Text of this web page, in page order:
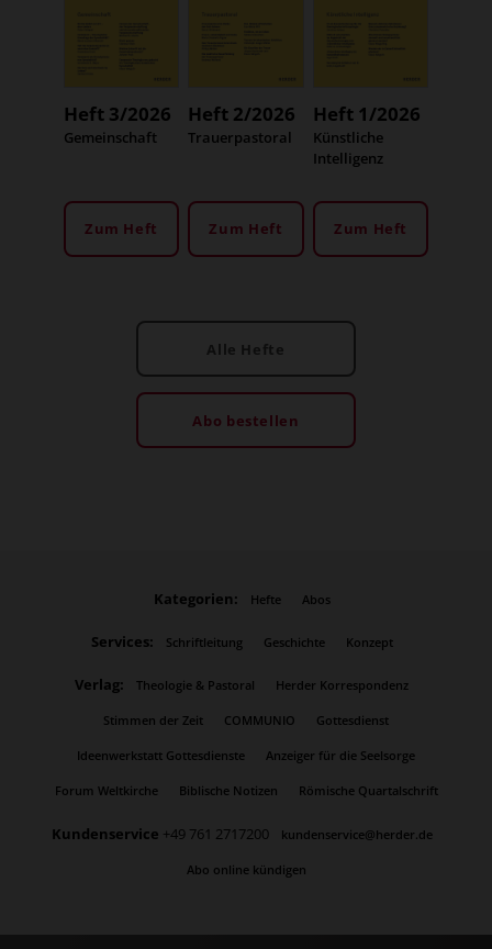
Heft 3/2026
:
Gemeinschaft
Zum Heft
Heft 2/2026
:
Trauerpastoral
Zum Heft
Heft 1/2026
:
Künstliche
Intelligenz
Zum Heft
Alle Hefte
Abo bestellen
Kategorien: Hefte Abos
Services: Schriftleitung Geschichte Konzept
Verlag: Theologie & Pastoral Herder Korrespondenz
Stimmen der Zeit COMMUNIO Gottesdienst
Ideenwerkstatt Gottesdienste Anzeiger für die Seelsorge
Forum Weltkirche Biblische Notizen Römische Quartalschrift
Kundenservice +49 761 2717200 kundenservice@herder.de
Abo online kündigen